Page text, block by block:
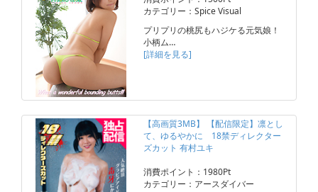
カテゴリー：Spice Visual
プリプリの桃尻もハジケる元気娘！
小柄ム…
[詳細を見る]
【高画質3MB】 【配信限定】凛とし
て、ゆるやかに 18禁ディレクター
ズカット 有村ユキ
消費ポイント：1980Pt
カテゴリー：アースダイバー